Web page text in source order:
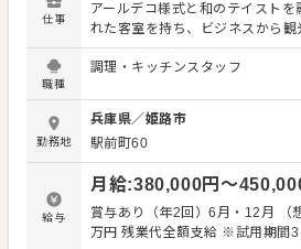
仕事
アールデコ様式と和のテイストを
れた客室を持ち、ビジネスから
市型ホテル、それが私たちホテ
回、さらなるサービス向上のため
お任せするのは、スーシェフ候
主に会議や宴会を中心とした洋食
す。 当ホテルでは多彩な映像システムを導入した会場を完
備しており、歓迎会や送別会、
ィーや会議など、日々様々なシー
ます。さらに、ブライダル事業
な演出を可能にする大型モニター
職種
調理・キッチンスタッフ
勤務地
兵庫県／姫路市
駅前町60
給与
月給:380,000円〜
賞与あり（年2回）6月・12月 （
万円 残業代全額支給 ※試用期